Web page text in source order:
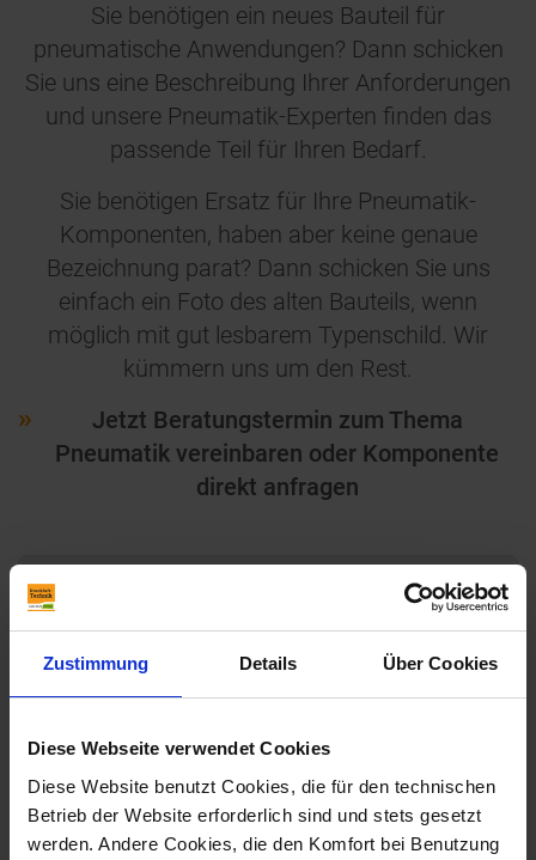
Zustimmung Details Über Cookies
Diese Webseite verwendet Cookies
Diese Website benutzt Cookies, die für den technischen
Betrieb der Website erforderlich sind und stets gesetzt
werden. Andere Cookies, die den Komfort bei Benutzung
Sie benötigen ein neues Bauteil für
pneumatische Anwendungen? Dann schicken
Sie uns eine Beschreibung Ihrer Anforderungen
und unsere Pneumatik-Experten finden das
passende Teil für Ihren Bedarf.
Sie benötigen Ersatz für Ihre Pneumatik-
Komponenten, haben aber keine genaue
Bezeichnung parat? Dann schicken Sie uns
einfach ein Foto des alten Bauteils, wenn
möglich mit gut lesbarem Typenschild. Wir
kümmern uns um den Rest.
Jetzt Beratungstermin zum Thema
Pneumatik vereinbaren oder Komponente
direkt anfragen
ANTRIEBE
VENTILE
REGELUNG
HYDRAULIK